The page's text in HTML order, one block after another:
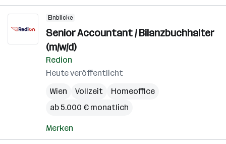
Einblicke
Senior Accountant / Bilanzbuchhalter
(m/w/d)
Redion
Heute veröffentlicht
Wien
Vollzeit
Homeoffice
ab 5.000 € monatlich
Merken